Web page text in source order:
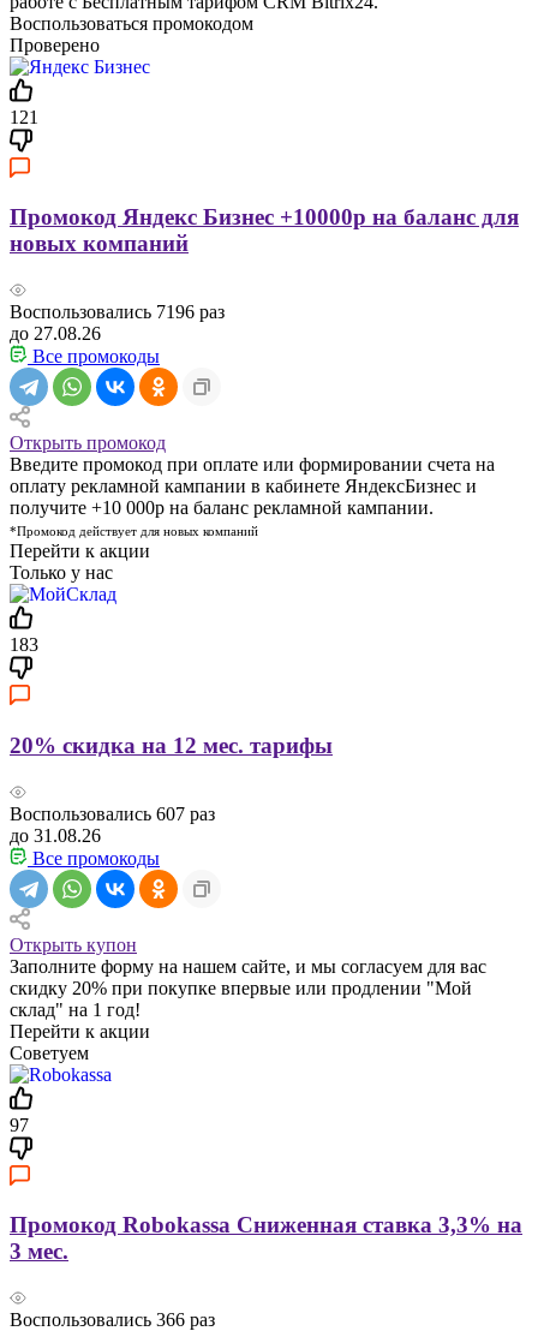
Воспользоваться промокодом
Проверено
121
Промокод Яндекс Бизнес +10000р на баланс для
новых компаний
Воспользовались 7196 раз
до 27.08.26
Все промокоды
Открыть промокод
Введите промокод при оплате или формировании счета на
оплату рекламной кампании в кабинете ЯндексБизнес и
получите +10 000р на баланс рекламной кампании.
*Промокод действует для новых компаний
Перейти к акции
Только у нас
183
20% скидка на 12 мес. тарифы
Воспользовались 607 раз
до 31.08.26
Все промокоды
Открыть купон
Заполните форму на нашем сайте, и мы согласуем для вас
скидку 20% при покупке впервые или продлении "Мой
склад" на 1 год!
Перейти к акции
Советуем
97
Промокод Robokassa Сниженная ставка 3,3% на
3 мес.
Воспользовались 366 раз